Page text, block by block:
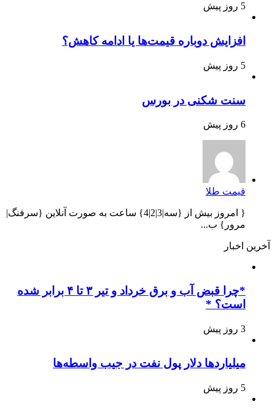
5 روز پیش
افزایش دوباره قیمت‌ها یا ادامه کاهش؟
5 روز پیش
سنت شکنی در بورس
6 روز پیش
قیمت طلا
{ امروز بیش از {سه|3|2|4} ساعت به صورت آنلاین {سرفنگ|
مرور} ب...
آخرین اخبار
*چرا قبض آب و برق خرداد و تیر ۳ تا ۴ برابر شده
است؟ *
3 روز پیش
میلیاردها دلار پول نفت در جیب واسطه‌ها
5 روز پیش